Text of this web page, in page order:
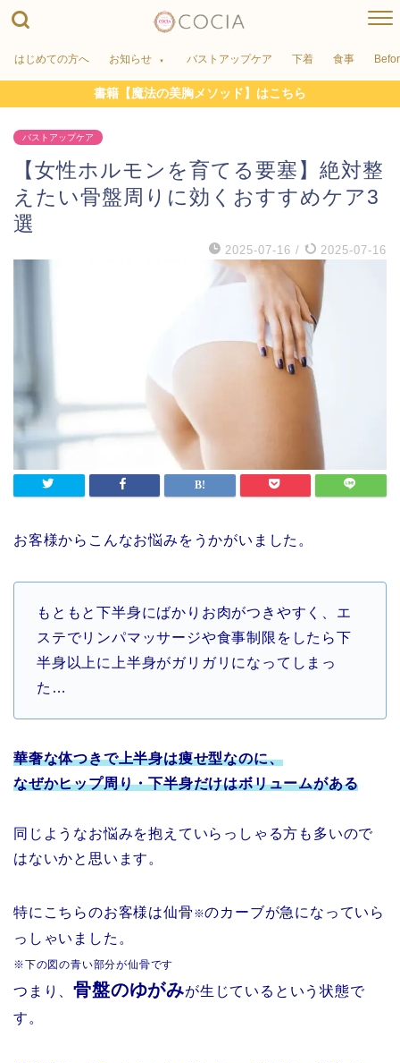
はじめての方へ お知らせ バストアップケア 下着 食事
書籍【魔法の美胸メソッド】はこちら
バストアップケア
【女性ホルモンを育てる要塞】絶対整
えたい骨盤周りに効くおすすめケア3
選
2025-07-16 / 2025-07-16
お客様からこんなお悩みをうかがいました。
もともと下半身にばかりお肉がつきやすく、 エ
ステでリンパマッサージや食事制限をしたら下
半身以上に上半身がガリガリになってしまっ
た…
華奢な体つきで上半身は痩せ型なのに、
なぜかヒップ周り・下半身だけはボリュームがある
同じようなお悩みを抱えていらっしゃる方も多いので
はないかと思います。
特にこちらのお客様は仙骨 ※のカーブが急になっていら
っしゃいました。
※下の図の青い部分が仙骨です
つまり、骨盤のゆがみが生じているという状態で
す 。